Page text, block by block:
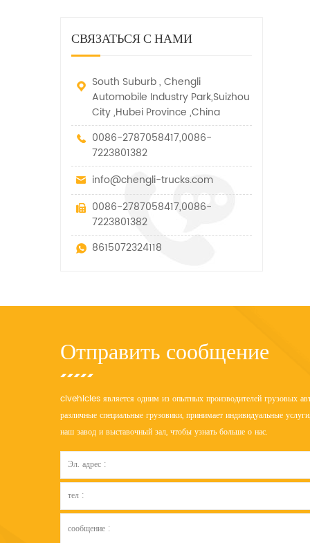
транспортные средства.
специальных транспортных
средств, которые допускаются
параметров этого вида
вытягивание и подъем тяги.
СВЯЗАТЬСЯ С НАМИ
South Suburb , Chengli
Automobile Industry Park,Suizhou
City ,Hubei Province ,China
0086-2787058417,0086-
7223801382
info@chengli-trucks.com
0086-2787058417,0086-
7223801382
8615072324118
Отправить сообщение
clvehicles является одним из опытных производителей грузовых
различные специальные грузовики, принимает индивидуальные
наш завод и выставочный зал, чтобы узнать больше о нас.